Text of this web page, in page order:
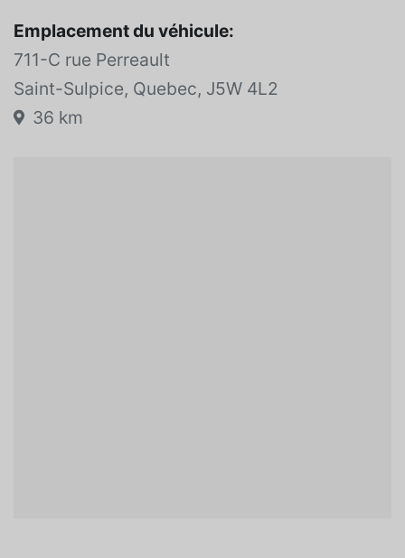
Emplacement du véhicule:
711-C rue Perreault
Saint-Sulpice, Quebec, J5W 4L2
36 km